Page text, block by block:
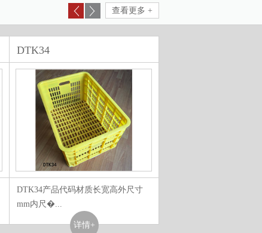
查看更多 +
DTK34
DTK34产品代码材质长宽高外尺寸
mm内尺�...
详情+